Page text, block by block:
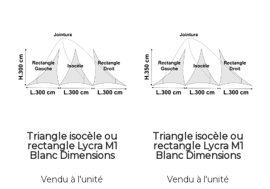
Triangle isocèle ou
rectangle Lycra M1
Blanc Dimensions
Vendu à l'unité
Triangle isocèle ou
rectangle Lycra M1
Blanc Dimensions
Vendu à l'unité